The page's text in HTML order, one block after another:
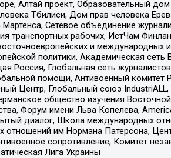
Алтай проект, Образовательный
Тбилиси, Дом прав человека
Сетевое объединение
транспортных рабочих, ИстЧам
и
политики, Академическая сеть
Глобальная сеть
помощи, Антивоенный комитет
Центр, Глобальный союз
общество изучения
Форум имени Льва Копелева,
диалог, Школа международных
им Нормана Патерсона,
сопротивление, Комитет
Лига Украины